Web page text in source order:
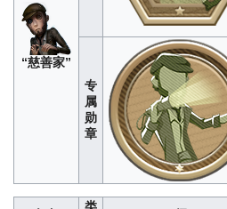
杂
技
演
员
自制道具 ：额外制作爆弹数量（次）经
WIKI编辑组测试，单局上限为3<br>数
据仅供参考，如有错误欢迎改正
96 192 320
催眠用例：摇晃怀表催眠监管者次数
经WIKI编辑组测试，单局上限为
5<br>数据仅供参考，如有错误欢迎改
正
156 312 520
：利用多夫林底酒与监管者拉
上限为6<br>数据仅供参考，如有错误
“慈善家”
专
属
勋
章
类